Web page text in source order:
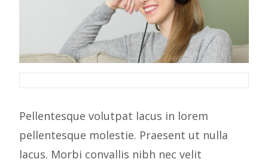
Pellentesque volutpat lacus in lorem
pellentesque molestie. Praesent ut nulla
lacus. Morbi convallis nibh nec velit